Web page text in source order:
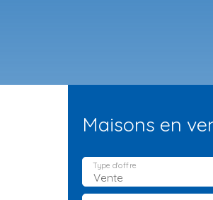
Maisons en
Vente
Type d'offre